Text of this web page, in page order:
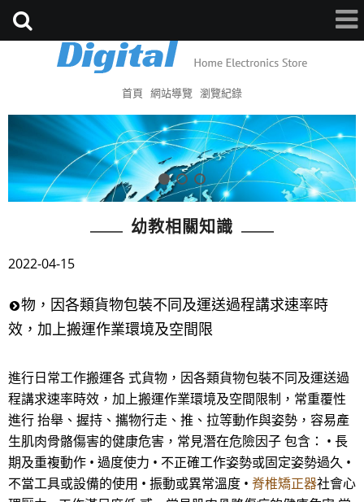
首頁 網站導覽 瀏覽紀錄
幼教相關知識
2022-04-15
物，因各類貨物包裝不同及運送過程講求速率時
效，加上搬運作業環境及空間限
進行日常工作搬運各 式貨物，因各類貨物包裝不同及運送過
程講求速率時效，加上搬運作業環境及空間限制，常重覆性
進行 抬舉、握持、攜物行走、推、拉等動作與姿勢，容易產
生肌肉骨骼傷害的健康危害，常見潛在危險因子 包含： • 長
期及重複動作 • 過度使力 • 不正確工作姿勢或固定姿勢過久 •
不當工具或設備的使用 • 振動或異常溫度 • 脊椎矯正器社會心